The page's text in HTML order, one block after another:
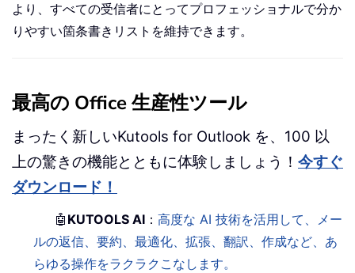
より、すべての受信者にとってプロフェッショナルで分か
りやすい箇条書きリストを維持できます。
最高の Office 生産性ツール
まったく新しいKutools for Outlook を、100 以
上の驚きの機能とともに体験しましょう！ 今すぐ
ダウンロード！
🤖 KUTOOLS AI ：高度な AI 技術を活用して、メー
ルの返信、要約、最適化、拡張、翻訳、作成など、あ
らゆる操作をラクラクこなします。